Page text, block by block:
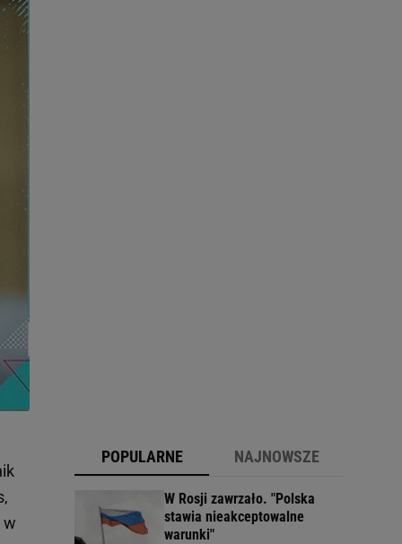
w
POPULARNE NAJNOWSZE
W Rosji zawrzało. "Polska
stawia nieakceptowalne
warunki"